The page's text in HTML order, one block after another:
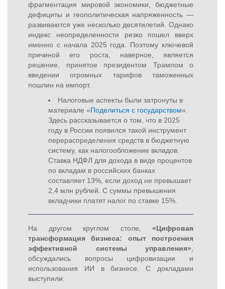
фрагментация мировой экономики, бюджетные
дефициты и геополитическая напряженность —
развиваются уже несколько десятилетий. Однако
индекс неопределенности резко пошел вверх
именно с начала 2025 года. Поэтому ключевой
причиной его роста, наверное, является
решение, принятое президентом Трампом о
введении огромных тарифов таможенных
пошлин на импорт.
Налоговые аспекты были затронуты в
материале «Поделиться с государством».
Здесь рассказывается о том, что в 2025
году в России появился такой инструмент
перераспределения средств в бюджетную
систему, как налогообложение вкладов.
Ставка НДФЛ для дохода в виде процентов
по вкладам в российских банках
составляет 13%, если доход не превышает
2,4 млн рублей. С суммы превышения
вкладчики платят налог по ставке 15%.
На другом круглом столе, «Цифровая
трансформация бизнеса: опыт построения
эффективной системы управления»
обсуждались вопросы цифровизации и
использования ИИ в бизнесе. С докладами
выступили: